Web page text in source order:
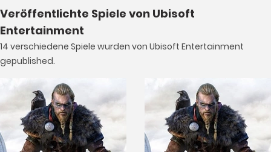
Veröffentlichte Spiele von Ubisoft
Entertainment
14 verschiedene Spiele wurden von Ubisoft Entertainment
gepublished.